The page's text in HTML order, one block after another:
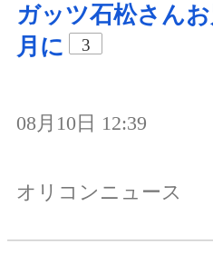
ガッツ石松さん
月に
3
08月10日 12:39
オリコンニュース